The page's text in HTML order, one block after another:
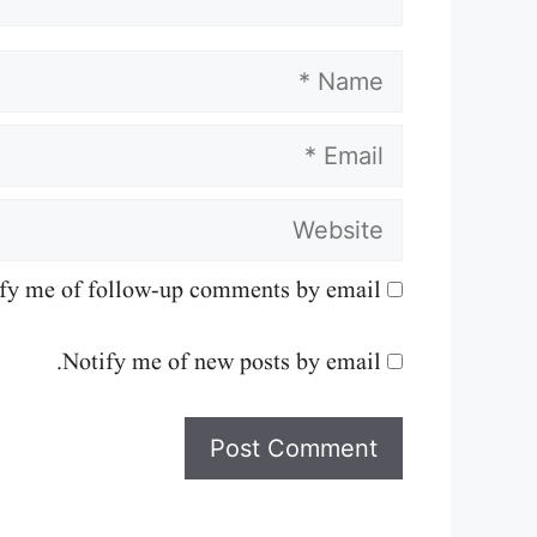
Email
Website
me of follow-up comments by email.
Notify me of new posts by email.